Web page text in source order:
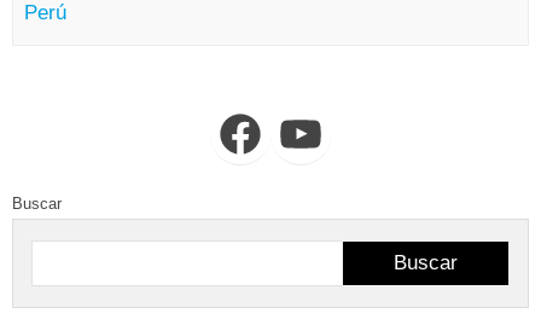
Perú
FacebookYouTube
Buscar
Buscar